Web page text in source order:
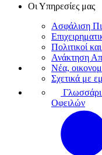
Οι Υπηρεσίες μας
Ασφάλιση
Πολιτικοί
Ανάκτηση
Νέα,
Σχετικά με
Οφειλών